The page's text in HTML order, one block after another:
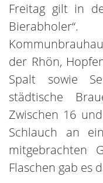
Freitag gilt in
der Rhön,
Spalt sowie
städtische
Zwischen 16
Schlauch an
mitgebrachten
Flaschen gab es